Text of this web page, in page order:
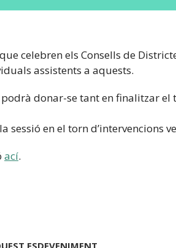
que celebren els Consells de
assistents a aquests.
donar-se tant en finalitzar el
sessió en el torn d’intervencions
ací.
ESDEVENIMENT